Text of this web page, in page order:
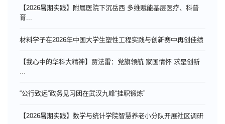
【2026暑期实践】附属医院下沉岳西 多维赋能基层医疗、科普
育...
材料学子在2026年中国大学生塑性工程实践与创新赛中再创佳绩
【我心中的华科大精神】贾法雷：党旗领航 家国情怀 求是创新
...
“公行致远”政务见习团在武汉九峰“挂职锻炼”
【2026暑期实践】数学与统计学院智慧养老小分队开展社区调研